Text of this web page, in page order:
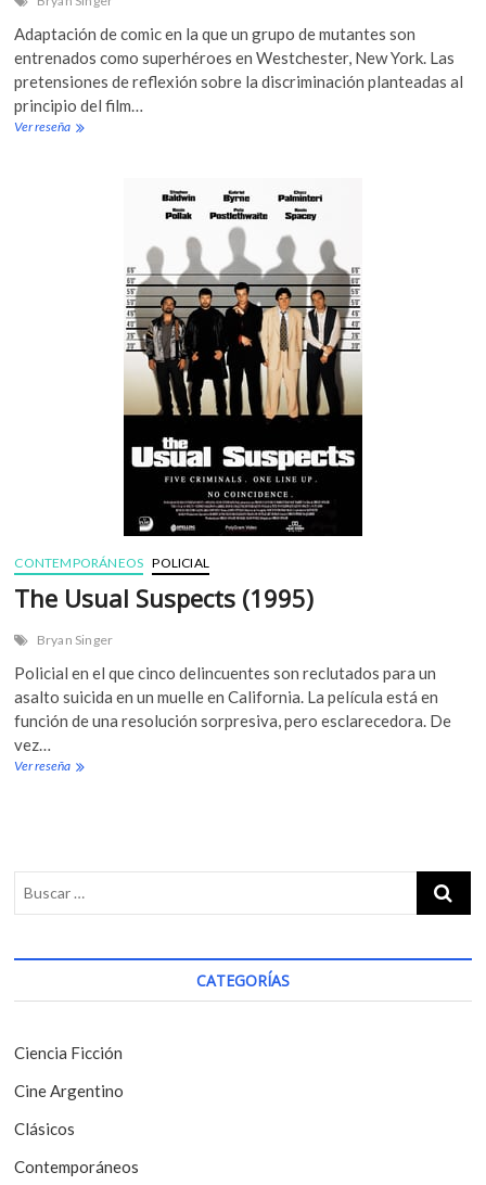
Adaptación de comic en la que un grupo de mutantes son
entrenados como superhéroes en Westchester, New York. Las
pretensiones de reflexión sobre la discriminación planteadas al
principio del film…
Ver reseña X
CONTEMPORÁNEOS POLICIAL
The Usual Suspects (1995)
Bryan Singer
Policial en el que cinco delincuentes son reclutados para un
asalto suicida en un muelle en California. La película está en
función de una resolución sorpresiva, pero esclarecedora. De
vez…
Ver reseña T
l
s
e
s
1
9
)
CATEGORÍAS
Ciencia Ficción
Cine Argentino
Clásicos
Contemporáneos